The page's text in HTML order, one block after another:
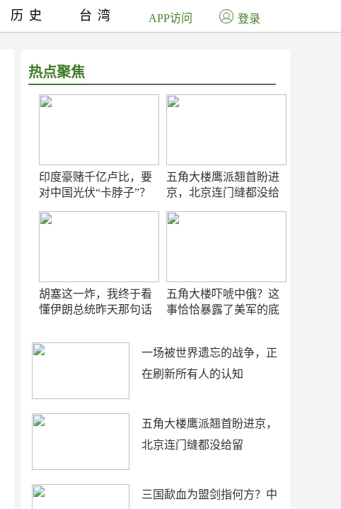
热点聚焦
印度豪赌千亿卢比，要
对中国光伏“卡脖子”？
五角大楼鹰派翘首盼进
京，北京连门缝都没给
胡塞这一炸，我终于看
懂伊朗总统昨天那句话
五角大楼吓唬中俄？这
事恰恰暴露了美军的底
一场被世界遗忘的战争，正
在刷新所有人的认知
五角大楼鹰派翘首盼进京，
北京连门缝都没给留
三国歃血为盟剑指何方？中
历史 台湾 APP访问 登录